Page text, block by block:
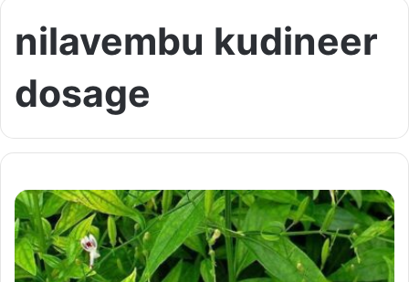
nilavembu kudineer
dosage